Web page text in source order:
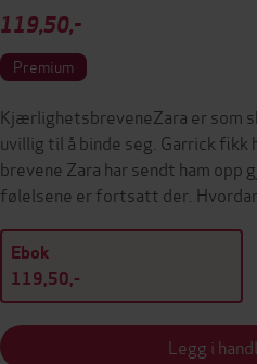
119,50,-
Premium
KjærlighetsbreveneZara er som
uvillig til å binde seg. Garrick
brevene Zara har sendt ham opp
følelsene er fortsatt der.
Ebok
119,50,-
Legg i